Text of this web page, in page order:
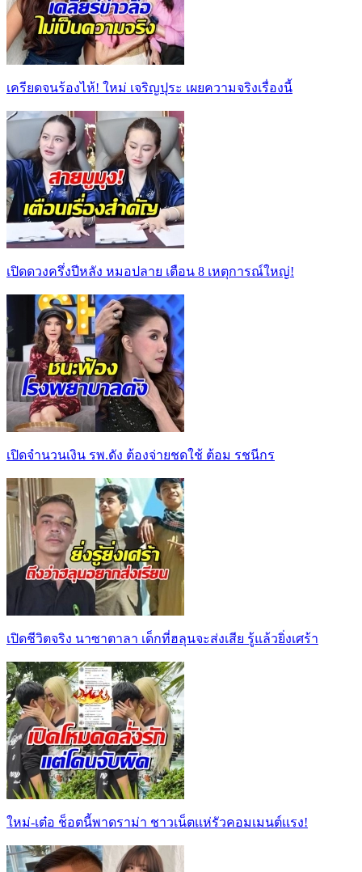
เครียดจนร้องไห้! ใหม่ เจริญปุระ เผยความจริงเรื่องนี้
เปิดดวงครึ่งปีหลัง หมอปลาย เตือน 8 เหตุการณ์ใหญ่!
เปิดจำนวนเงิน รพ.ดัง ต้องจ่ายชดใช้ ต้อม รชนีกร
เปิดชีวิตจริง นาซาตาลา เด็กที่ฮลุนจะส่งเสีย รู้แล้วยิ่งเศร้า
ใหม่-เต๋อ ช็อตนี้พาดราม่า ชาวเน็ตเเห่รัวคอมเมนต์เเรง!